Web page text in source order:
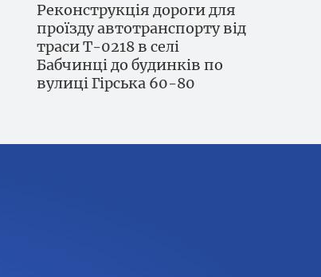
Реконструкція дороги для
проїзду автотранспорту від
траси Т-0218 в селі
Бабчинці до будинків по
вулиці Гірська 60-80